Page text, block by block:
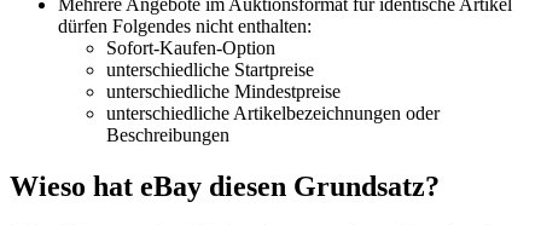
Mehrere Angebote im Auktionsformat für identische Artikel
dürfen Folgendes nicht enthalten:
Sofort-Kaufen-Option
unterschiedliche Startpreise
unterschiedliche Mindestpreise
unterschiedliche Artikelbezeichnungen oder
Beschreibungen
Wieso hat eBay diesen Grundsatz?